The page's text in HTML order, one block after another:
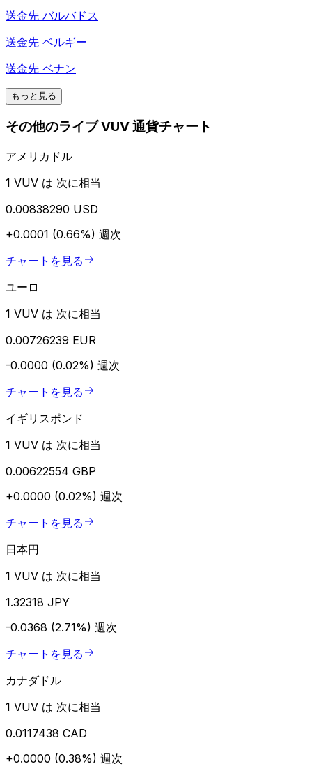
送金先 バルバドス
送金先 ベルギー
送金先 ベナン
もっと見る
その他のライブ VUV 通貨チャート
アメリカドル
1 VUV は 次に相当
0.00838290 USD
+0.0001 (0.66%) 週次
チャートを見る
ユーロ
1 VUV は 次に相当
0.00726239 EUR
-0.0000 (0.02%) 週次
チャートを見る
イギリスポンド
1 VUV は 次に相当
0.00622554 GBP
+0.0000 (0.02%) 週次
チャートを見る
日本円
1 VUV は 次に相当
1.32318 JPY
-0.0368 (2.71%) 週次
チャートを見る
カナダドル
1 VUV は 次に相当
0.0117438 CAD
+0.0000 (0.38%) 週次